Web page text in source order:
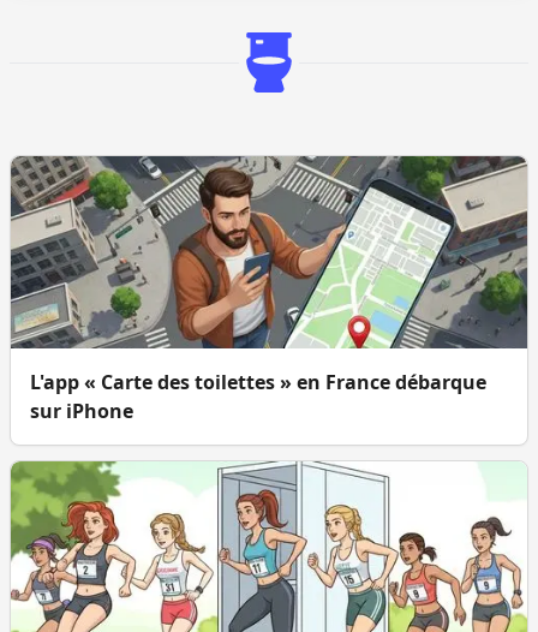
L'app « Carte des toilettes » en France débarque
sur iPhone